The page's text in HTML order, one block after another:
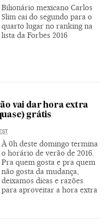
Bilionário mexicano Carlos
Slim cai do segundo para o
quarto lugar no ranking na
lista da Forbes 2016
vai dar hora extra
grátis
À 0h deste domingo termina
o horário de verão de 2016.
Pra quem gosta e pra quem
não gosta da mudança,
deixamos dicas e razões
para aproveitar a hora extra